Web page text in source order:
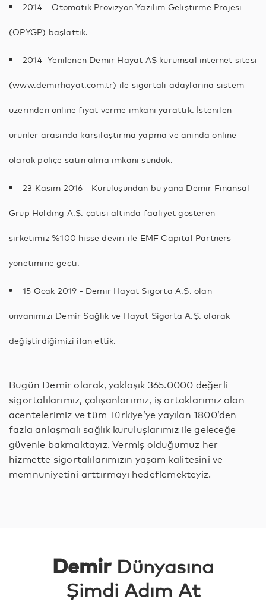
2014 – Otomatik Provizyon Yazılım Geliştirme Projesi
(OPYGP) başlattık.
2014 -Yenilenen Demir Hayat AŞ kurumsal internet sitesi
(www.demirhayat.com.tr) ile sigortalı adaylarına sistem
üzerinden online fiyat verme imkanı yarattık. İstenilen
ürünler arasında karşılaştırma yapma ve anında online
olarak poliçe satın alma imkanı sunduk.
23 Kasım 2016 - Kuruluşundan bu yana Demir Finansal
Grup Holding A.Ş. çatısı altında faaliyet gösteren
şirketimiz %100 hisse deviri ile EMF Capital Partners
yönetimine geçti.
15 Ocak 2019 - Demir Hayat Sigorta A.Ş. olan
unvanımızı Demir Sağlık ve Hayat Sigorta A.Ş. olarak
değiştirdiğimizi ilan ettik.
Bugün Demir olarak, yaklaşık 365.0000 değerli
sigortalılarımız, çalışanlarımız, iş ortaklarımız olan
acentelerimiz ve tüm Türkiye’ye yayılan 1800’den
fazla anlaşmalı sağlık kuruluşlarımız ile geleceğe
güvenle bakmaktayız. Vermiş olduğumuz her
hizmette sigortalılarımızın yaşam kalitesini ve
memnuniyetini arttırmayı hedeflemekteyiz.
DemirDünyasına
Şimdi Adım At